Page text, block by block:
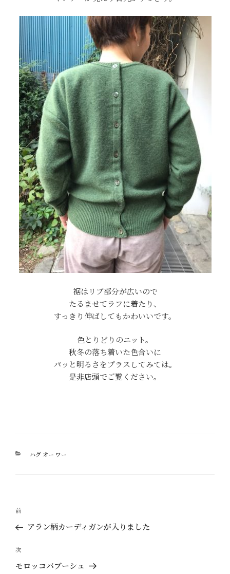
裾はリブ部分が広いので
たるませてラフに着たり、
すっきり伸ばしてもかわいいです。
色とりどりのニット。
秋冬の落ち着いた色合いに
パッと明るさをプラスしてみては。
是非店頭でご覧ください。
カ
ハグ オー ワー
投
ナ
ビ
ゲ
過
去
投
前
アラン柄カーディガンが入りました
次
の
次
モロッコバブーシュ